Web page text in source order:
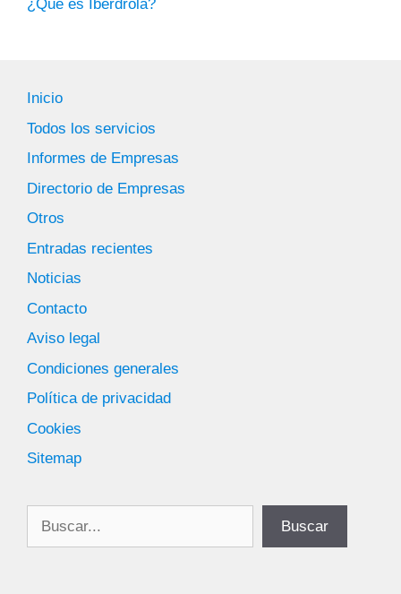
¿Qué es Iberdrola?
Inicio
Todos los servicios
Informes de Empresas
Directorio de Empresas
Otros
Entradas recientes
Noticias
Contacto
Aviso legal
Condiciones generales
Política de privacidad
Cookies
Sitemap
Buscar